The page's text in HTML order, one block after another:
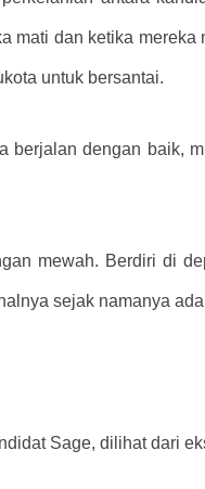
dan ketika
untuk bersantai.
dengan baik,
mewah. Berdiri di
sejak namanya
Sage, dilihat dari